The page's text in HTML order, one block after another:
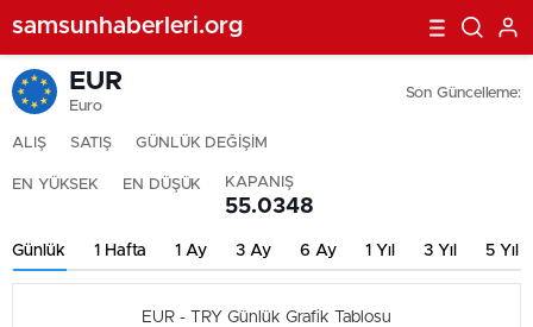
samsunhaberleri.org
EUR
Euro
Son Güncelleme:
ALIŞ SATIŞ GÜNLÜK DEĞİŞİM
EN YÜKSEK EN DÜŞÜK KAPANIŞ
55.0348
Günlük 1 Hafta 1 Ay 3 Ay 6 Ay 1 Yıl 3 Yıl 5 Yıl
EUR - TRY Günlük Grafik Tablosu